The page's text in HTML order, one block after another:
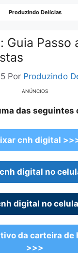
Produzindo Delícias
Guia Passo
Por Produzindo
ANÚNCIOS
das seguintes
cnh digital
digital no
digital no
da carteira de
>>>